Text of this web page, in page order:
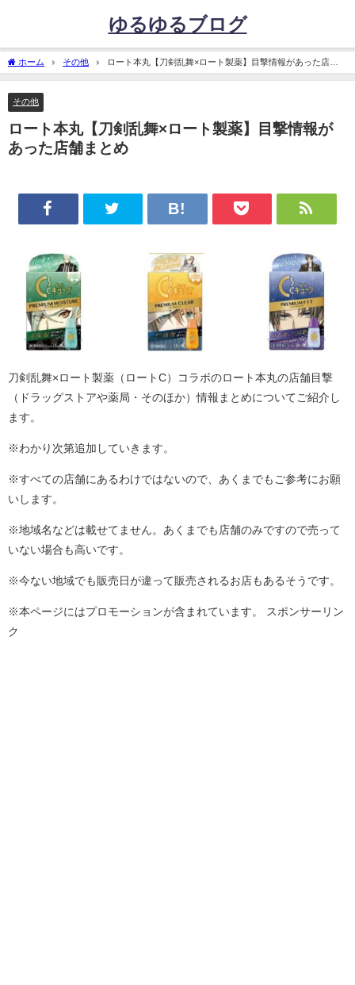
ゆるゆるブログ
ホーム その他
ロート本丸【刀剣乱舞×ロート製薬】目撃情報があった店舗
まとめ
その他
ロート本丸【刀剣乱舞×ロート製薬】目撃情報が
あった店舗まとめ
刀剣乱舞×ロート製薬（ロートC）コラボのロート本丸の店舗目撃
（ドラッグストアや薬局・そのほか）情報まとめについてご紹介し
ます。
※わかり次第追加していきます。
※すべての店舗にあるわけではないので、あくまでもご参考にお願
いします。
※地域名などは載せてません。あくまでも店舗のみですので売って
いない場合も高いです。
※今ない地域でも販売日が違って販売されるお店もあるそうです。
※本ページにはプロモーションが含まれています。 スポンサーリン
ク